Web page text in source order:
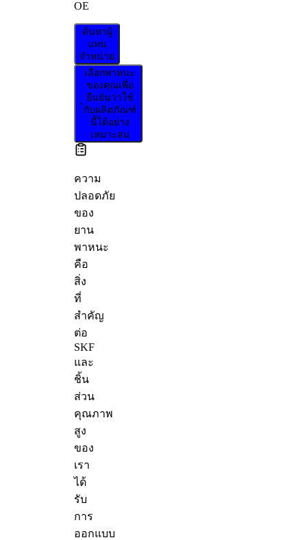
OE
ค้นหาผู้
แทน
จำหน่าย
เลือกพาหนะ
ของคุณเพื่อ
ยืนยันว่าใช้
กับผลิตภัณฑ์
นี้ได้อย่าง
เหมาะสม
ความ
ปลอดภัย
ของ
ยาน
พาหนะ
คือ
สิ่ง
ที่
สำคัญ
ต่อ
SKF
และ
ชิ้น
ส่วน
คุณภาพ
สูง
ของ
เรา
ได้
รับ
การ
ออกแบบ